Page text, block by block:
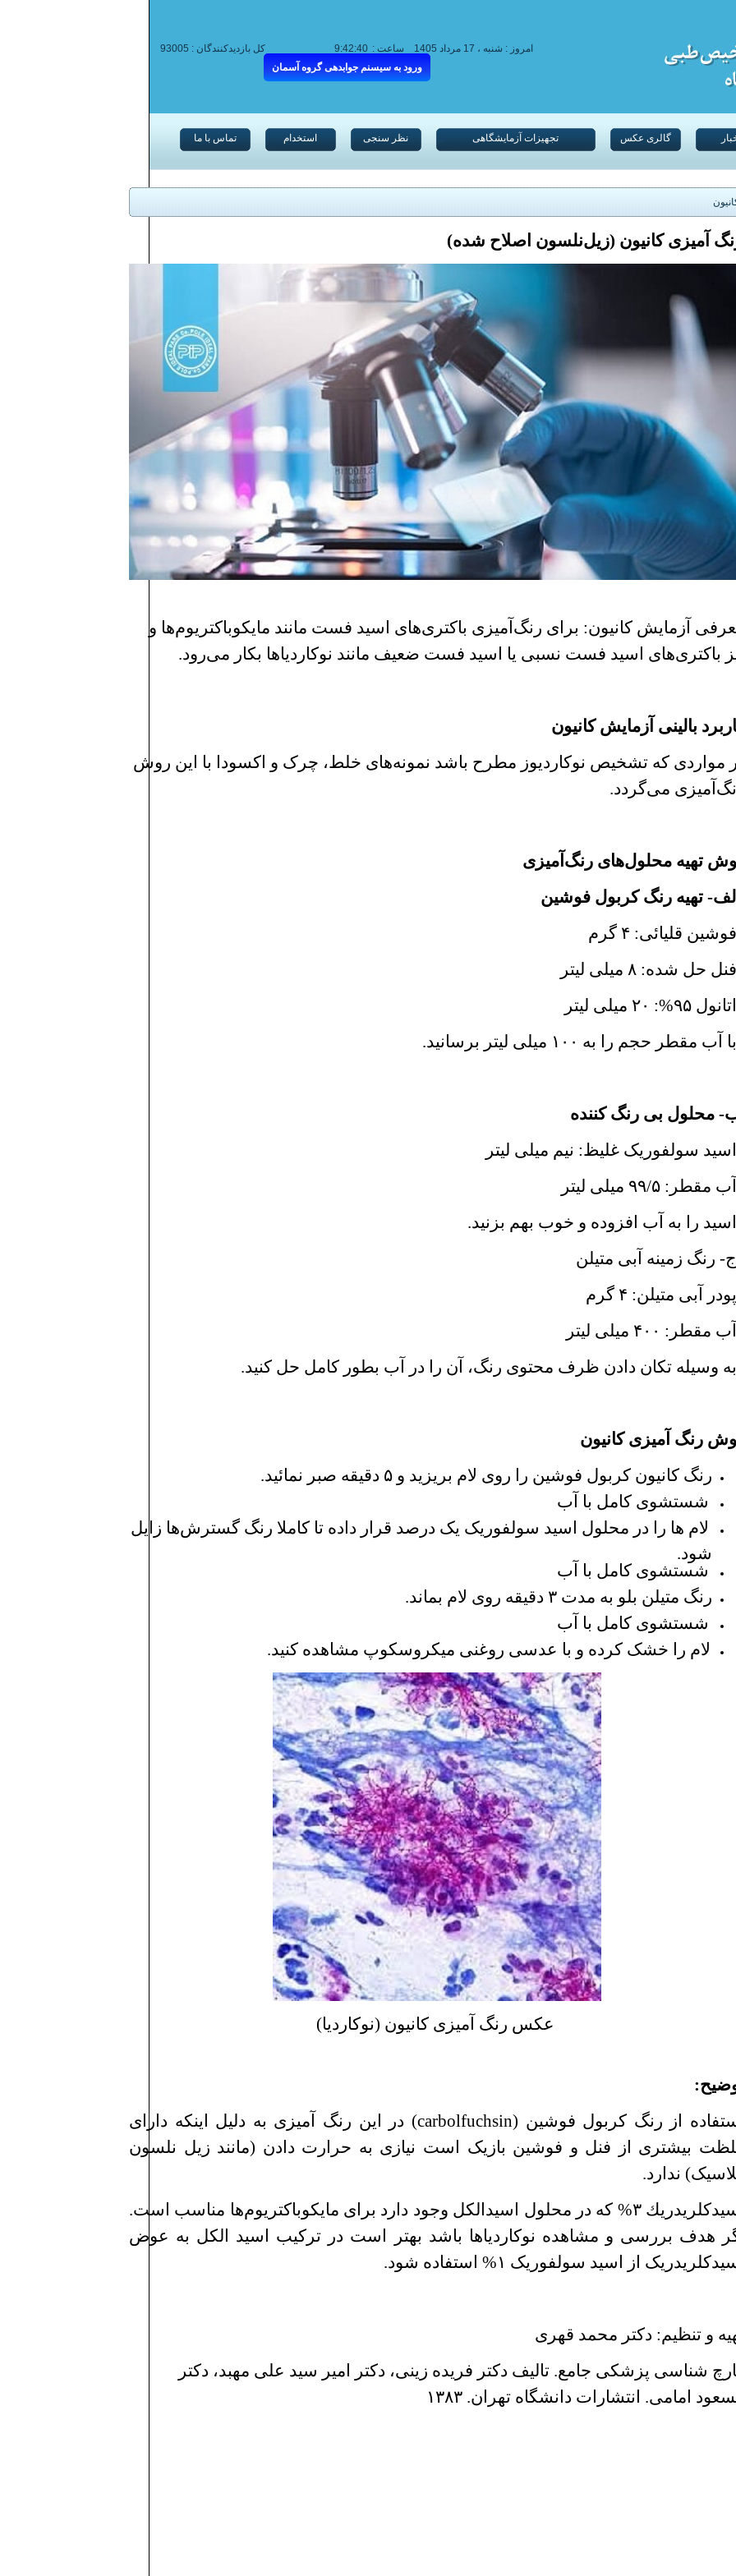
کل بازدیدکنندگان : 93005 امروز : شنبه ، 17 مرداد 1405
ساعت :
ورود به سیسنم جوابدهی گروه آسمان
گالری عکس تجهیزات آزمایشگاهی نظر سنجی استخدام تماس با ما
آمیزی كانیون (زیل‌نلسون اصلاح شده)
آزمایش کانیون: برای رنگ‌آمیزی باكتری‌های اسید فست مانند مایكوباكتریوم‌ها و
باكتری‌های اسید فست نسبی یا اسید فست ضعیف مانند نوكاردیاها بکار می‌رود.
بالینی آزمایش کانیون
مواردی که تشخیص نوکاردیوز مطرح باشد نمونه‌های خلط، چرک و اکسودا با این روش
می‌گردد.
تهیه محلول‌های رنگ‌آمیزی
الف- تهیه رنگ کربول فوشین
فوشین قلیائی: ۴ گرم
فنل حل شده: ۸ میلی لیتر
اتانول ۹۵%: ۲۰ میلی لیتر
با آب مقطر حجم را به ۱۰۰ میلی لیتر برسانید.
محلول بی رنگ کننده
اسید سولفوریک غلیظ: نیم میلی لیتر
آب مقطر: ۹۹/۵ میلی لیتر
اسید را به آب افزوده و خوب بهم بزنید.
ج- رنگ زمینه آبی متیلن
پودر آبی متیلن: ۴ گرم
آب مقطر: ۴۰۰ میلی لیتر
به‌ وسیله تکان دادن ظرف محتوی رنگ، آن را در آب بطور کامل حل کنید.
رنگ آمیزی کانیون
رنگ كانیون كربول فوشین را روی لام بریزید و ۵ دقیقه صبر نمائید.
شستشوی كامل با آب
لام ها را در محلول اسید سولفوریک یک درصد قرار داده تا کاملا رنگ گسترش‌ها زایل
شود.
شستشوی كامل با آب
رنگ متیلن بلو به مدت ۳ دقیقه روی لام بماند.
شستشوی كامل با آب
لام را خشک كرده و با عدسی روغنی میكروسكوپ مشاهده كنید.
عکس رنگ آمیزی کانیون (نوکاردیا)
از رنگ كربول فوشین (carbolfuchsin) در این رنگ آمیزی به دلیل اینكه دارای
بیشتری از فنل و فوشین بازیک است نیازی به حرارت دادن (مانند زیل نلسون
ندارد.
اسیدكلریدریك ۳% كه در محلول اسیدالكل وجود دارد برای مایكوباكتریوم‌ها مناسب است.
هدف بررسی و مشاهده نوكاردیاها باشد بهتر است در تركیب اسید الكل به عوض
از اسید سولفوریک ۱% استفاده شود.
و تنظیم: دکتر محمد قهری
شناسی پزشکی جامع. تالیف دکتر فریده زینی، دکتر امیر سید علی مهبد، دکتر
امامی. انتشارات دانشگاه تهران. ۱۳۸۳